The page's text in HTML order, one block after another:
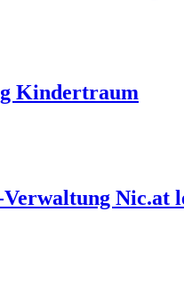
Kindertraum
Nic.at